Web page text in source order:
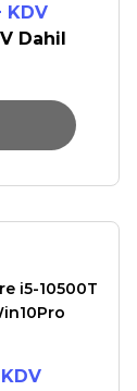
KDV
Dahil
i5-10500T